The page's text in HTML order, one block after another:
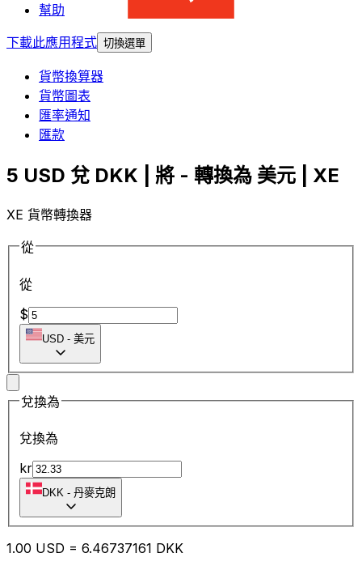
幫助
下載此應用程式 切換選單
貨幣換算器
貨幣圖表
匯率通知
匯款
5 USD 兌 DKK | 將 - 轉換為 美元 | XE
XE 貨幣轉換器
從
從
$
USD - 美元
兌換為
兌換為
kr
DKK - 丹麥克朗
1.00 USD = 6.46737161 DKK